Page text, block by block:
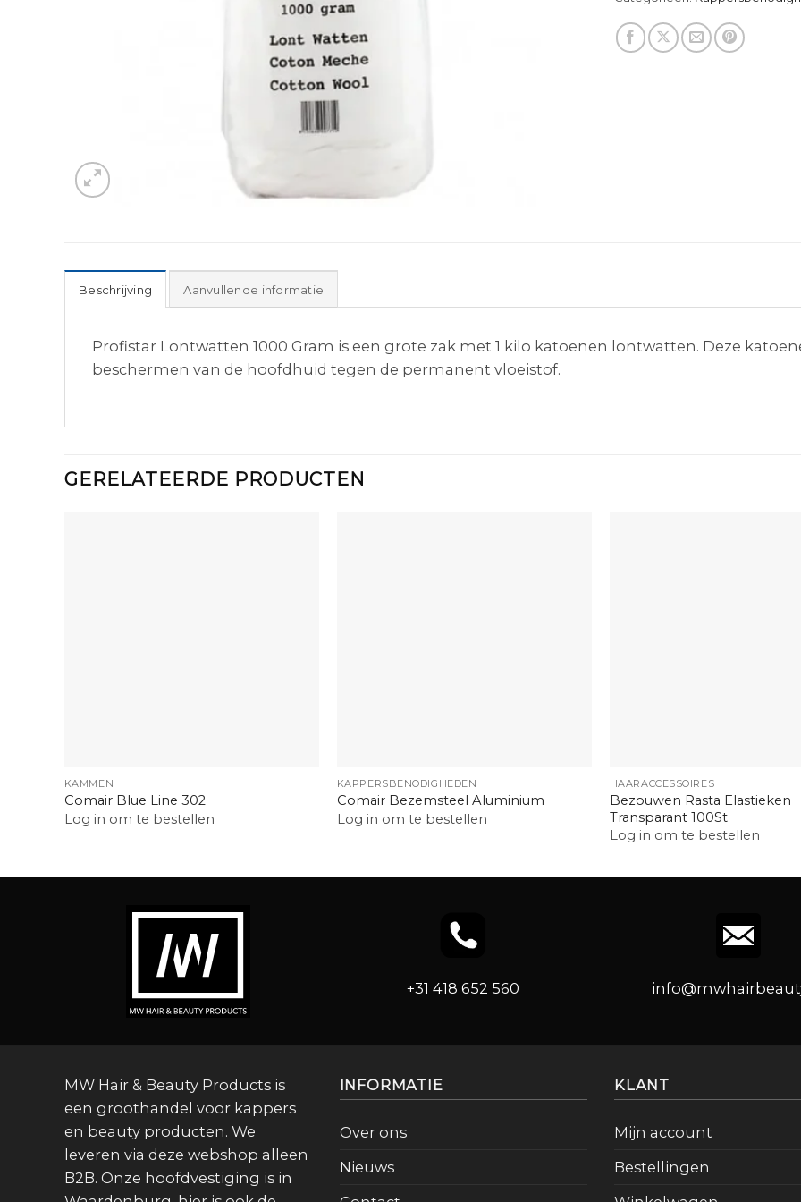
Beschrijving Aanvullende informatie
Profistar Lontwatten 1000 Gram is een grote zak met 1 kilo katoenen lontwatten. Deze
beschermen van de hoofdhuid tegen de permanent vloeistof.
GERELATEERDE PRODUCTEN
KAMMEN
Comair Blue Line 302
Log in om te bestellen
KAPPERSBENODIGHEDEN
Comair Bezemsteel Aluminium
Log in om te bestellen
HAARACCESSOIRES
Bezouwen Rasta Elastieken
Transparant 100St
Log in om te bestellen
+31 418 652 560
MW Hair & Beauty Products is
een groothandel voor kappers
en beauty producten. We
leveren via deze webshop alleen
B2B. Onze hoofdvestiging is in
INFORMATIE
Over ons
Nieuws
KLANT
Mijn account
Bestellingen